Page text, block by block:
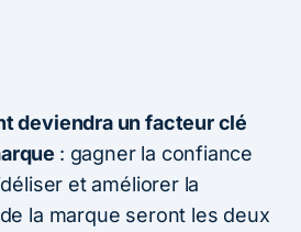
deviendra un facteur clé
: gagner la confiance
et améliorer la
la marque seront les deux